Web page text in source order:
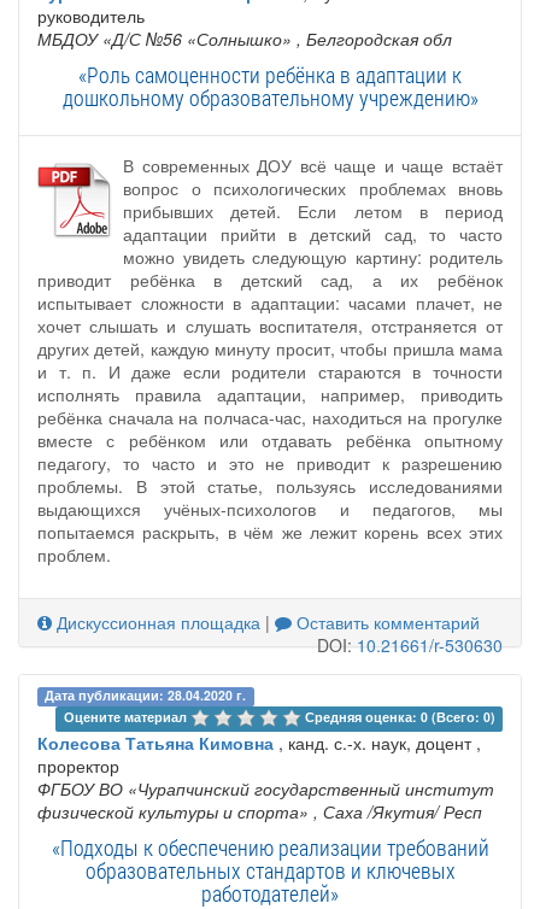
руководитель
МБДОУ «Д/С №56 «Солнышко» , Белгородская обл
«Роль самоценности ребёнка в адаптации к
дошкольному образовательному учреждению»
В современных ДОУ всё чаще и чаще встаёт
вопрос о психологических проблемах вновь
прибывших детей. Если летом в период
адаптации прийти в детский сад, то часто
можно увидеть следующую картину: родитель
приводит ребёнка в детский сад, а их ребёнок
испытывает сложности в адаптации: часами плачет, не
хочет слышать и слушать воспитателя, отстраняется от
других детей, каждую минуту просит, чтобы пришла мама
и т. п. И даже если родители стараются в точности
исполнять правила адаптации, например, приводить
ребёнка сначала на полчаса-час, находиться на прогулке
вместе с ребёнком или отдавать ребёнка опытному
педагогу, то часто и это не приводит к разрешению
проблемы. В этой статье, пользуясь исследованиями
выдающихся учёных-психологов и педагогов, мы
попытаемся раскрыть, в чём же лежит корень всех этих
проблем.
Дискуссионная площадка |
Оставить комментарий
DOI:10.21661/r-530630
Дата публикации: 28.04.2020 г.
Оцените материал
Средняя оценка: 0 (Всего: 0)
Колесова Татьяна Кимовна , канд. с.-х. наук, доцент ,
проректор
ФГБОУ ВО «Чурапчинский государственный институт
физической культуры и спорта» , Саха /Якутия/ Респ
«Подходы к обеспечению реализации требований
образовательных стандартов и ключевых
работодателей»